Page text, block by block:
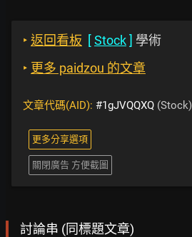
‣ 返回看板 [Stock] 學術
‣ 更多 paidzou 的文章
文章代碼(AID): #1gJVQQXQ (Stock)
更多分享選項
關閉廣告 方便截圖
討論串 (同標題文章)